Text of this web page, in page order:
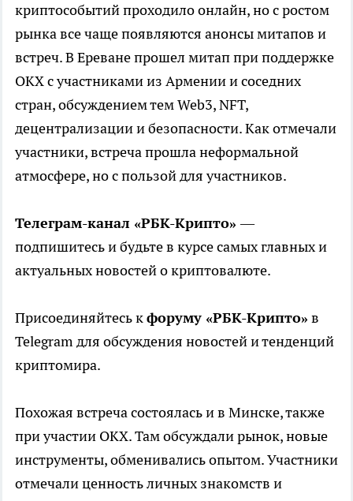
криптособытий проходило онлайн, но с ростом
рынка все чаще появляются анонсы митапов и
встреч. В Ереване прошел митап при поддержке
OKX с участниками из Армении и соседних
стран, обсуждением тем Web3, NFT,
децентрализации и безопасности. Как отмечали
участники, встреча прошла неформальной
атмосфере, но с пользой для участников.
Телеграм-канал «РБК-Крипто»—
подпишитесь и будьте в курсе самых главных и
актуальных новостей о криптовалюте.
Присоединяйтесь кфоруму «РБК-Крипто» в
Telegram для обсуждения новостей и тенденций
криптомира.
Похожая встреча состоялась и в Минске, также
при участии OKX. Там обсуждали рынок, новые
инструменты, обменивались опытом. Участники
отмечали ценность личных знакомств и